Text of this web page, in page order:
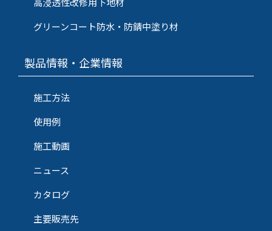
高浸透性改修用下地材
グリーンコート防水・防錆中塗り材
製品情報・企業情報
施工方法
使用例
施工動画
ニュース
カタログ
主要販売先